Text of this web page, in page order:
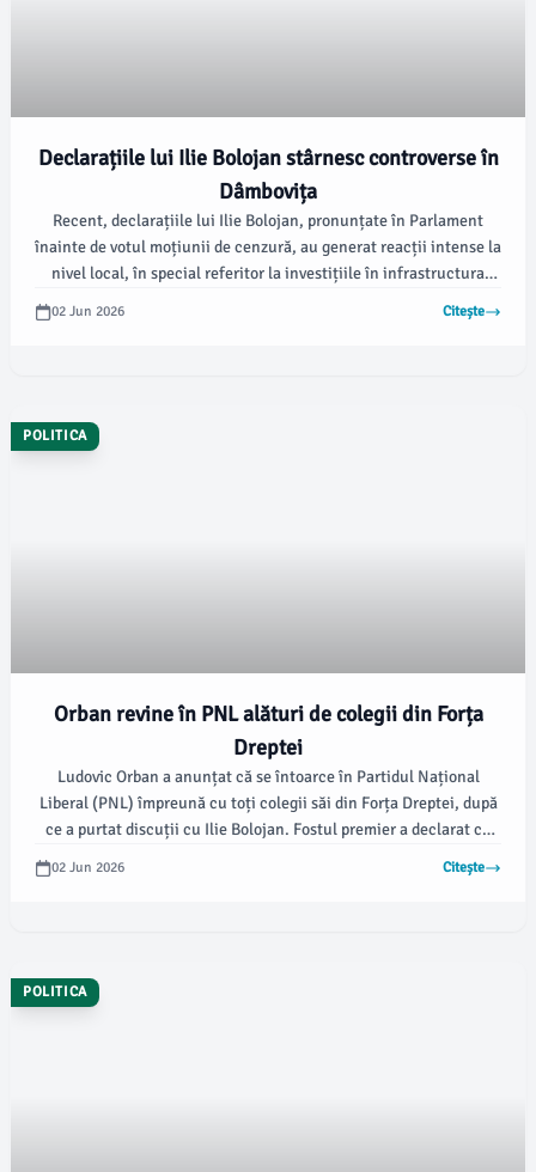
Declarațiile lui Ilie Bolojan stârnesc controverse în
Dâmbovița
Recent, declarațiile lui Ilie Bolojan, pronunțate în Parlament
înainte de votul moțiunii de cenzură, au generat reacții intense la
nivel local, în special referitor la investițiile în infrastructura
criticat modul în care sunt finanțate anumite proiecte în
02 Jun 2026 Citește
POLITICA
Orban revine în PNL alături de colegii din Forța
Dreptei
Ludovic Orban a anunțat că se întoarce în Partidul Național
Liberal (PNL) împreună cu toți colegii săi din Forța Dreptei, după
ce a purtat discuții cu Ilie Bolojan. Fostul premier a declarat că
convins să facă această alegere, conform damboviteanul.com.
02 Jun 2026 Citește
POLITICA